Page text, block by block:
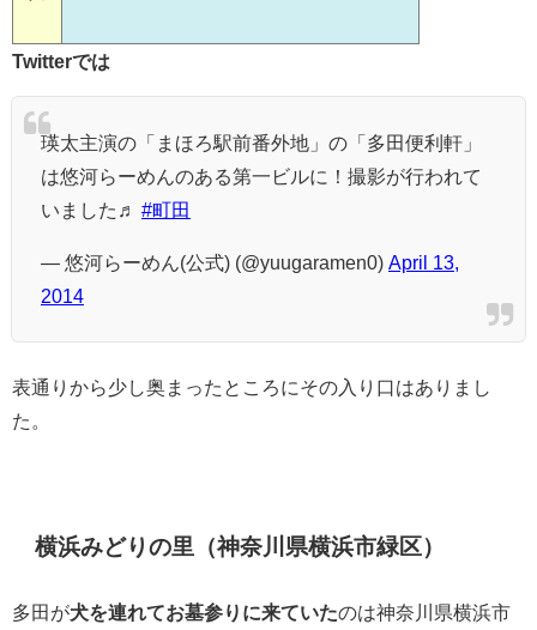
Twitterでは
瑛太主演の「まほろ駅前番外地」の「多田便利軒」
は悠河らーめんのある第一ビルに！撮影が行われて
いました♬ #町田
— 悠河らーめん(公式) (@yuugaramen0) April 13,
2014
表通りから少し奥まったところにその入り口はありまし
た。
横浜みどりの里（神奈川県横浜市緑区）
多田が犬を連れてお墓参りに来ていたのは神奈川県横浜市